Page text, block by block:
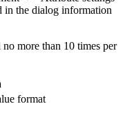
in the dialog information
more than 10 times per
format